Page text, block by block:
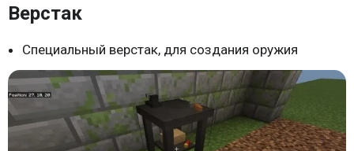
Верстак
Специальный верстак, для создания оружия